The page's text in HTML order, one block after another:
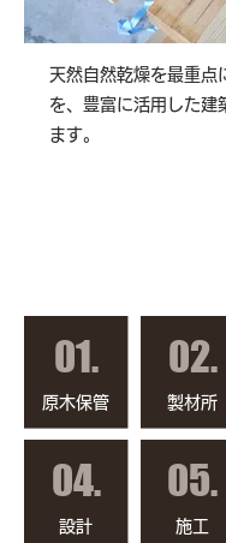
天然自然乾燥を最重点
を、豊富に活用した建
ます。
01.
原木保管
04.
設計
02.
製材所
05.
施工